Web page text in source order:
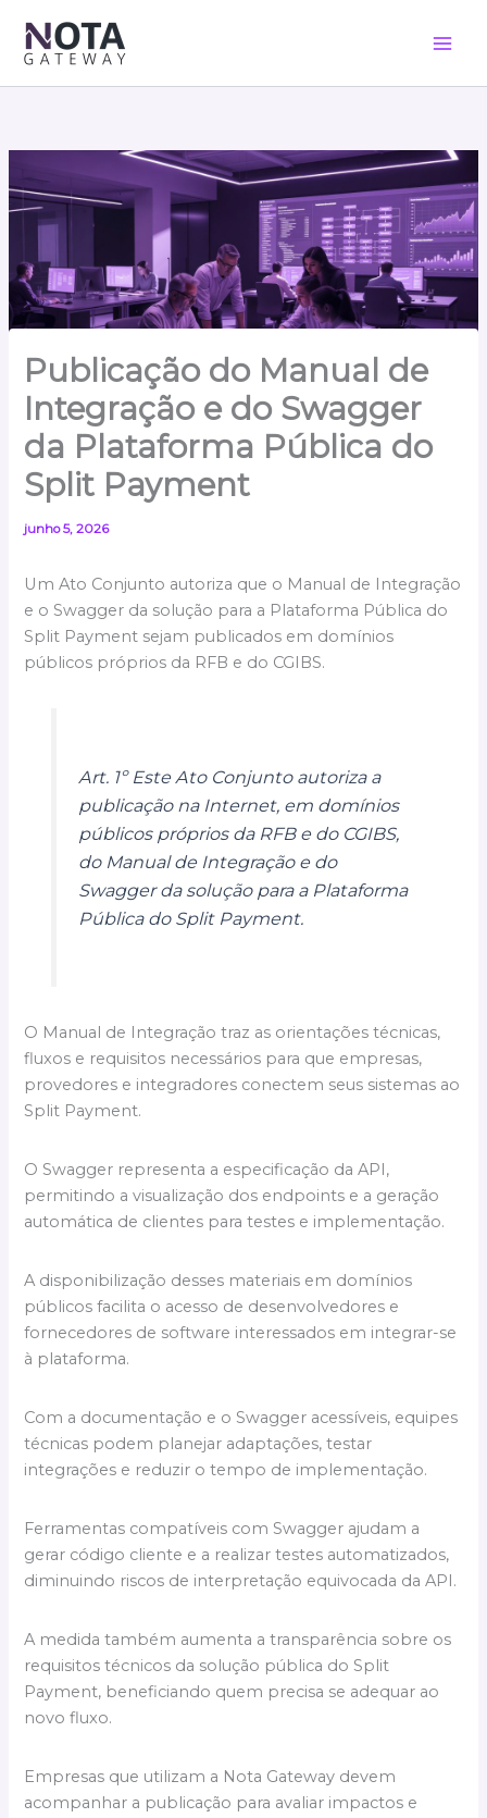
para
conteúdo
Publicação do Manual de
Integração e do Swagger
da Plataforma Pública do
Split Payment
junho 5, 2026
Um Ato Conjunto autoriza que o Manual de Integração
e o Swagger da solução para a Plataforma Pública do
Split Payment sejam publicados em domínios
públicos próprios da RFB e do CGIBS.
Art. 1º Este Ato Conjunto autoriza a
publicação na Internet, em domínios
públicos próprios da RFB e do CGIBS,
do Manual de Integração e do
Swagger da solução para a Plataforma
Pública do Split Payment.
O Manual de Integração traz as orientações técnicas,
fluxos e requisitos necessários para que empresas,
provedores e integradores conectem seus sistemas ao
Split Payment.
O Swagger representa a especificação da API,
permitindo a visualização dos endpoints e a geração
automática de clientes para testes e implementação.
A disponibilização desses materiais em domínios
públicos facilita o acesso de desenvolvedores e
fornecedores de software interessados em integrar-se
à plataforma.
Com a documentação e o Swagger acessíveis, equipes
técnicas podem planejar adaptações, testar
integrações e reduzir o tempo de implementação.
Ferramentas compatíveis com Swagger ajudam a
gerar código cliente e a realizar testes automatizados,
diminuindo riscos de interpretação equivocada da API.
A medida também aumenta a transparência sobre os
requisitos técnicos da solução pública do Split
Payment, beneficiando quem precisa se adequar ao
novo fluxo.
Empresas que utilizam a Nota Gateway devem
acompanhar a publicação para avaliar impactos e